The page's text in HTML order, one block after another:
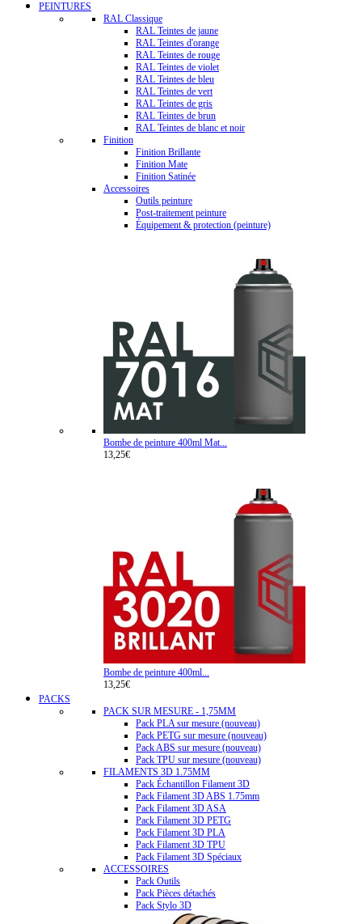
PEINTURES
RAL Classique
RAL Teintes de jaune
RAL Teintes d'orange
RAL Teintes de rouge
RAL Teintes de violet
RAL Teintes de bleu
RAL Teintes de vert
RAL Teintes de gris
RAL Teintes de brun
RAL Teintes de blanc et noir
Finition
Finition Brillante
Finition Mate
Finition Satinée
Accessoires
Outils peinture
Post-traitement peinture
Équipement & protection (peinture)
Bombe de peinture 400ml Mat...
13,25€
Bombe de peinture 400ml...
13,25€
PACKS
PACK SUR MESURE - 1,75MM
Pack PLA sur mesure (nouveau)
Pack PETG sur mesure (nouveau)
Pack ABS sur mesure (nouveau)
Pack TPU sur mesure (nouveau)
FILAMENTS 3D 1.75MM
Pack Échantillon Filament 3D
Pack Filament 3D ABS 1.75mm
Pack Filament 3D ASA
Pack Filament 3D PETG
Pack Filament 3D PLA
Pack Filament 3D TPU
Pack Filament 3D Spéciaux
ACCESSOIRES
Pack Outils
Pack Pièces détachés
Pack Stylo 3D